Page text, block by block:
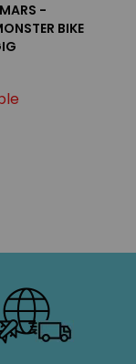
-
BIKE